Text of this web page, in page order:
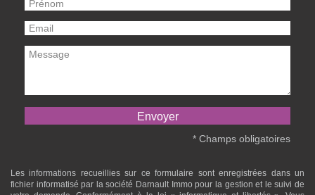
* Champs obligatoires
Les informations recueillies sur ce formulaire sont enregistrées dans un
fichier informatisé par la société Darnault Immopour la gestion et le suivi de